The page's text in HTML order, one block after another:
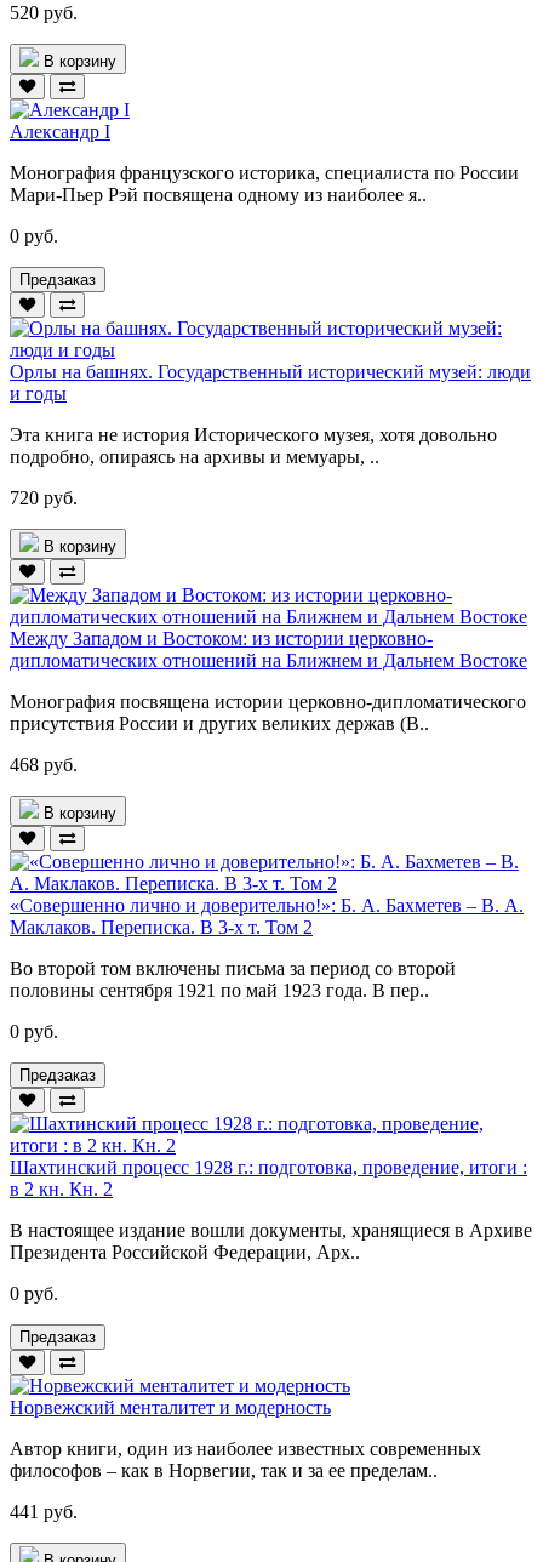
520 руб.
В корзину
Александр I
Монография французского историка, специалиста по России
Мари-Пьер Рэй посвящена одному из наиболее я..
0 руб.
Предзаказ
Орлы на башнях. Государственный исторический музей: люди
и годы
Эта книга не история Исторического музея, хотя довольно
подробно, опираясь на архивы и мемуары, ..
720 руб.
В корзину
Между Западом и Востоком: из истории церковно-
дипломатических отношений на Ближнем и Дальнем Востоке
Монография посвящена истории церковно-дипломатического
присутствия России и других великих держав (В..
468 руб.
В корзину
«Совершенно лично и доверительно!»: Б. А. Бахметев – В. А.
Маклаков. Переписка. В 3-х т. Том 2
Во второй том включены письма за период со второй
половины сентября 1921 по май 1923 года. В пер..
0 руб.
Предзаказ
Шахтинский процесс 1928 г.: подготовка, проведение, итоги :
в 2 кн. Кн. 2
В настоящее издание вошли документы, хранящиеся в Архиве
Президента Российской Федерации, Арх..
0 руб.
Предзаказ
Норвежский менталитет и модерность
Автор книги, один из наиболее известных современных
философов – как в Норвегии, так и за ее пределам..
441 руб.